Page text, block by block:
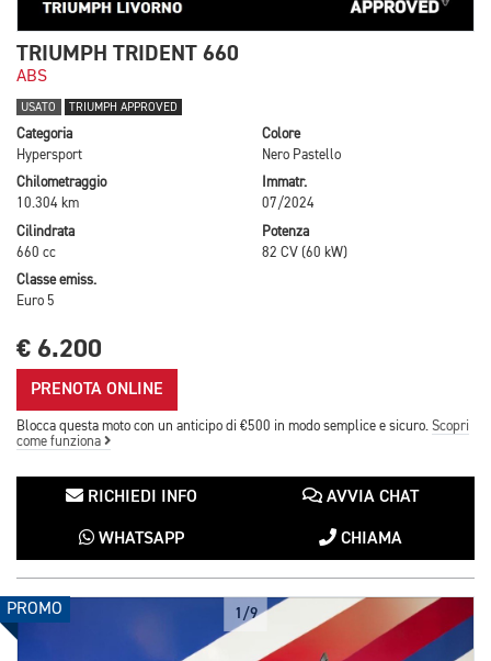
TRIUMPH TRIDENT 660
ABS
USATO TRIUMPH APPROVED
Categoria
Hypersport
Colore
Nero Pastello
Chilometraggio
10.304 km
Immatr.
07/2024
Cilindrata
660 cc
Potenza
82 CV (60 kW)
Classe emiss.
Euro 5
€ 6.200
PRENOTA ONLINE
Blocca questa moto con un anticipo di €500 in modo semplice e sicuro. Scopri
come funziona
RICHIEDI INFO AVVIA CHAT
WHATSAPP CHIAMA
PROMO 1/9